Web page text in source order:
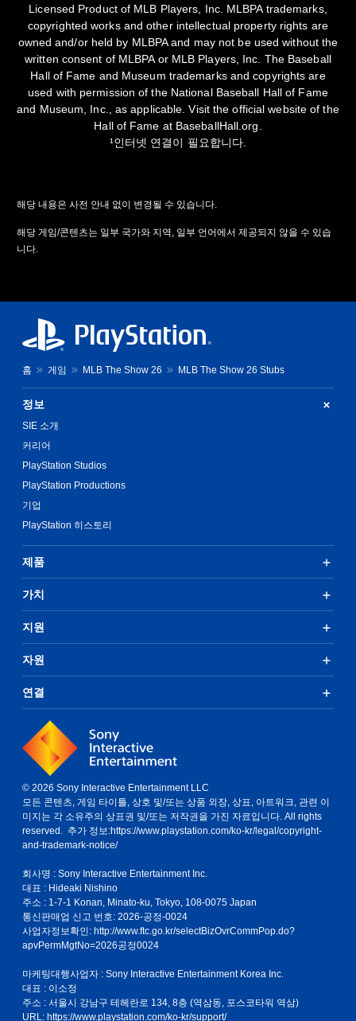
Licensed Product of MLB Players, Inc. MLBPA trademarks,
copyrighted works and other intellectual property rights are
owned and/or held by MLBPA and may not be used without the
written consent of MLBPA or MLB Players, Inc. The Baseball
Hall of Fame and Museum trademarks and copyrights are
used with permission of the National Baseball Hall of Fame
and Museum, Inc., as applicable. Visit the official website of the
Hall of Fame at BaseballHall.org.
¹인터넷 연결이 필요합니다.
해당 내용은 사전 안내 없이 변경될 수 있습니다.
해당 게임/콘텐츠는 일부 국가와 지역, 일부 언어에서 제공되지 않을 수 있습
니다.
홈 게임 MLB The Show 26 MLB The Show 26 Stubs
정보
SIE 소개
커리어
PlayStation Studios
PlayStation Productions
기업
PlayStation 히스토리
제품
가치
지원
자원
연결
© 2026 Sony Interactive Entertainment LLC
모든 콘텐츠, 게임 타이틀, 상호 및/또는 상품 외장, 상표, 아트워크, 관련 이
미지는 각 소유주의 상표권 및/또는 저작권을 가진 자료입니다. All rights
reserved. 추가 정보:https://www.playstation.com/ko-kr/legal/copyright-
and-trademark-notice/
회사명 : Sony Interactive Entertainment Inc.
대표 : Hideaki Nishino
주소 : 1-7-1 Konan, Minato-ku, Tokyo, 108-0075 Japan
통신판매업 신고 번호: 2026-공정-0024
사업자정보확인: http://www.ftc.go.kr/selectBizOvrCommPop.do?
apvPermMgtNo=2026공정0024
마케팅대행사업자 : Sony Interactive Entertainment Korea Inc.
대표 : 이소정
주소 : 서울시 강남구 테헤란로 134, 8층 (역삼동, 포스코타워 역삼)
URL: https://www.playstation.com/ko-kr/support/